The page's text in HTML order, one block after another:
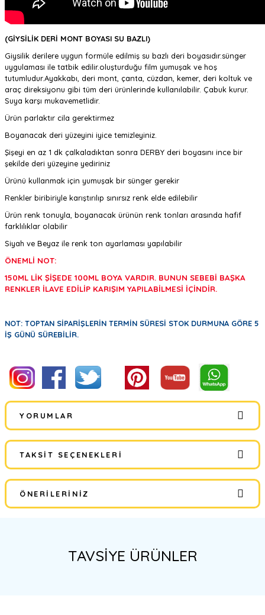
(GİYSİLİK DERİ MONT BOYASI SU BAZLI)
Giysilik derilere uygun formüle edilmiş su bazlı deri boyasıdır.sünger
uygulaması ile tatbik edilir.oluşturduğu film yumuşak ve hoş
tutumludur.Ayakkabı, deri mont, çanta, cüzdan, kemer, deri koltuk ve
araç direksiyonu gibi tüm deri ürünlerinde kullanılabilir. Çabuk kurur.
Suya karşı mukavemetlidir.
Ürün parlaktır cila gerektirmez
Boyanacak deri yüzeyini iyice temizleyiniz.
Şişeyi en az 1 dk çalkaladıktan sonra DERBY deri boyasını ince bir
şekilde deri yüzeyine yediriniz
Ürünü kullanmak için yumuşak bir sünger gerekir
Renkler biribiriyle karıştırılıp sınırsız renk elde edilebilir
Ürün renk tonuyla, boyanacak ürünün renk tonları arasında hafif
farklılıklar olabilir
Siyah ve Beyaz ile renk ton ayarlaması yapılabilir
ÖNEMLİ NOT:
150ML LİK ŞİŞEDE 100ML BOYA VARDIR. BUNUN SEBEBİ BAŞKA
RENKLER İLAVE EDİLİP KARIŞIM YAPILABİLMESİ İÇİNDİR.
NOT: TOPTAN SİPARİŞLERİN TERMİN SÜRESİ STOK DURMUNA GÖRE 5
İŞ GÜNÜ SÜREBİLİR.
YORUMLAR
Bu ürüne ilk yorumu siz yapın!
Yorum Yaz
TAKSIT SEÇENEKLERI
ÖNERILERINIZ
tarafımıza iletebilirsiniz.
Görüş ve önerileriniz için teşekkür ederiz.
TAVSİYE ÜRÜNLER